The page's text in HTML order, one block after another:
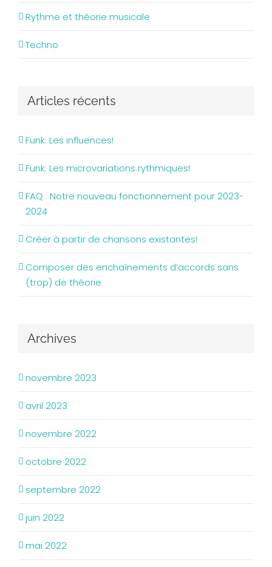
Rythme et théorie musicale
Techno
Articles récents
Funk: Les influences!
Funk: Les microvariations rythmiques!
FAQ : Notre nouveau fonctionnement pour 2023-
2024
Créer à partir de chansons existantes!
Composer des enchaînements d’accords sans
(trop) de théorie
Archives
novembre 2023
avril 2023
novembre 2022
octobre 2022
septembre 2022
juin 2022
mai 2022